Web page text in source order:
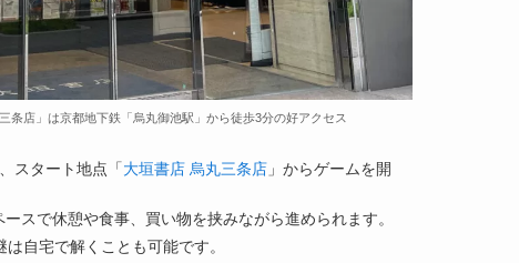
条店」は京都地下鉄「烏丸御池駅」から徒歩3分の好アクセス
スタート地点「大垣書店 烏丸三条店 」からゲームを開
スで休憩や食事、買い物を挟みながら進められます。
自宅で解くことも可能です。